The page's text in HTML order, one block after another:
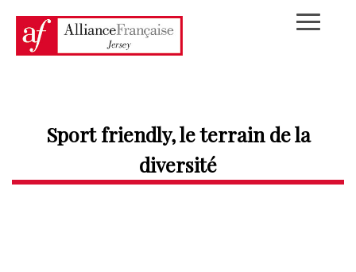
Sport friendly, le terrain de la
diversité